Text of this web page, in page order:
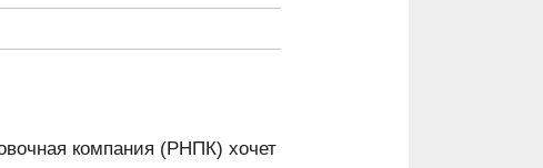
компания (РНПК) хочет